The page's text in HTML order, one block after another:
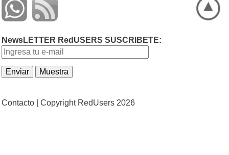
NewsLETTER RedUSERS SUSCRIBETE:
Contacto | Copyright RedUsers 2026